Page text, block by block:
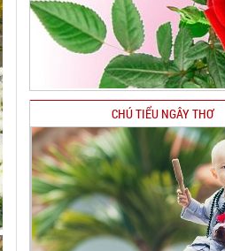
CHÚ TIỂU NGÂY THƠ